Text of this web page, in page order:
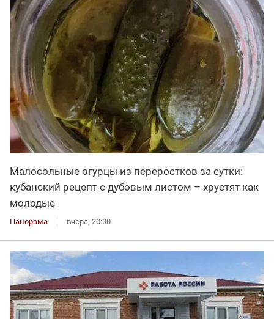
Малосольные огурцы из переростков за сутки:
кубанский рецепт с дубовым листом – хрустят как
молодые
Панорама вчера, 20:00